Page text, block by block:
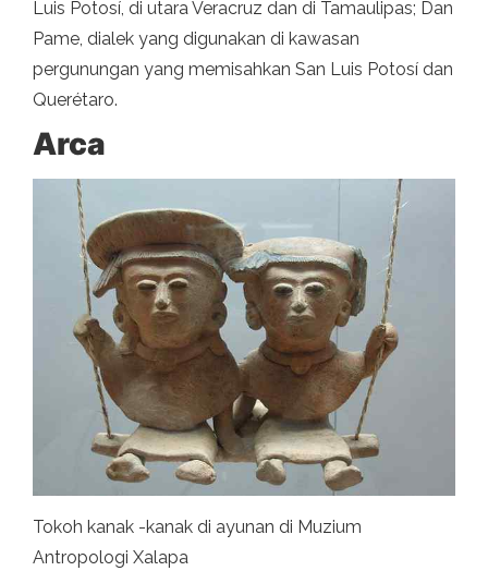
Luis Potosí, di utara Veracruz dan di Tamaulipas; Dan
Pame, dialek yang digunakan di kawasan
pergunungan yang memisahkan San Luis Potosí dan
Querétaro.
Arca
Tokoh kanak -kanak di ayunan di Muzium
Antropologi Xalapa